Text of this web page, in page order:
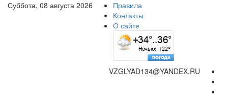
Суббота, 08 августа 2026
Правила
Контакты
О сайте
VZGLYAD134@YANDEX.RU